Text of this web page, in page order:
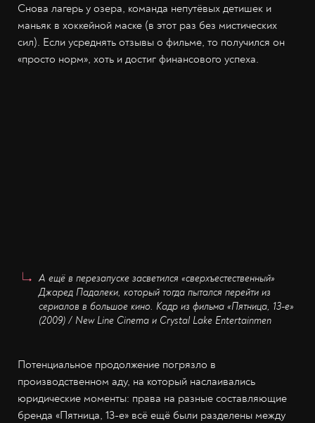
Снова лагерь у озера, команда непутёвых детишек и
маньяк в хоккейной маске (в этот раз без мистических
сил). Если усреднять отзывы о фильме, то получился он
«просто норм», хоть и достиг финансового успеха.
А ещё в перезапуске засветился «сверхъестественный»
Джаред Падалеки, который тогда пытался перейти из
сериалов в большое кино. Кадр из фильма «Пятница, 13-е»
(2009) / New Line Cinema и Crystal Lake Entertainmen
Потенциальное продолжение погрязло в
производственном аду, на который наслаивались
юридические моменты: права на разные составляющие
бренда «Пятница, 13-е» всё ещё были разделены между